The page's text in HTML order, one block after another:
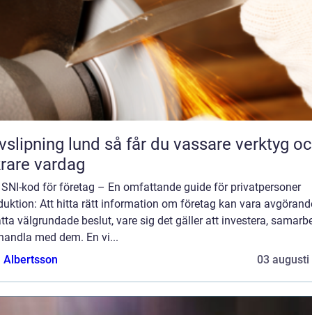
lund så får du vassare verktyg och
vardag
kod för företag – En omfattande guide för privatpersoner
Att hitta rätt information om företag kan vara
välgrundade beslut, vare sig det gäller att investera,
med dem. En vi...
Albertsson
03 augusti